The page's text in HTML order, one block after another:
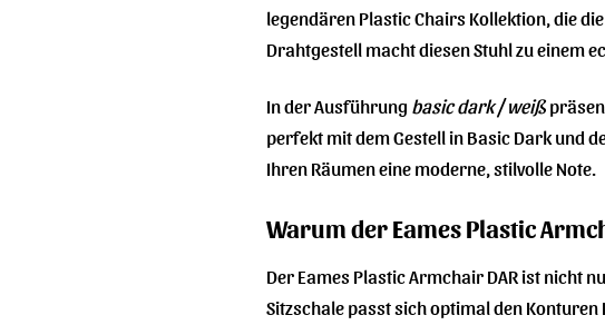
legendären Plastic Chairs Kollektion, die
Drahtgestell macht diesen Stuhl zu einem
In der Ausführung basic dark / weiß
perfekt mit dem Gestell in Basic Dark und
Ihren Räumen eine moderne, stilvolle Note.
Warum der Eames Plastic
Der Eames Plastic Armchair DAR ist nicht
Sitzschale passt sich optimal den